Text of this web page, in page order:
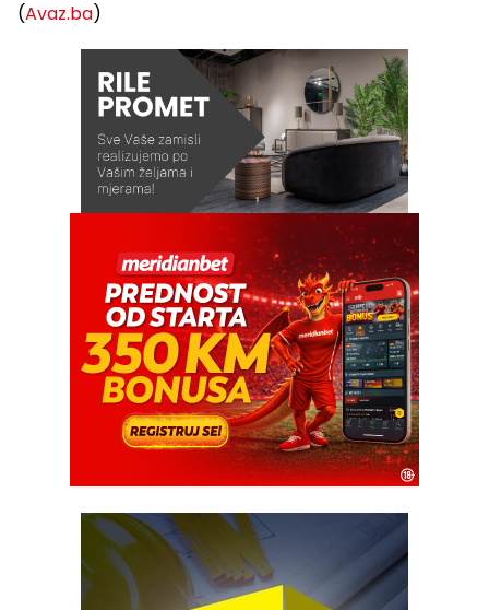
(Avaz.ba)